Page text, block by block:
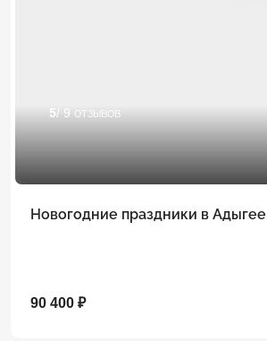
5/ 9 отзывов
Новогодние праздники в Адыгее
90 400 ₽